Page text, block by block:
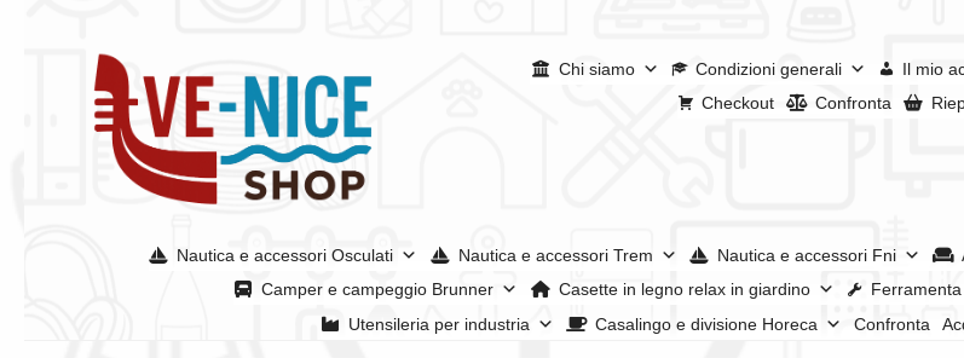
alla
navigazione
contenuto
Chi siamo Condizioni generali Il mio
Checkout
Confronta
Nautica e accessori Osculati Nautica e accessori Trem Nautica e accessori Fni
Camper e campeggio Brunner
Casette in legno relax in giardino
Utensileria per industria
Casalingo e divisione Horeca Confronta